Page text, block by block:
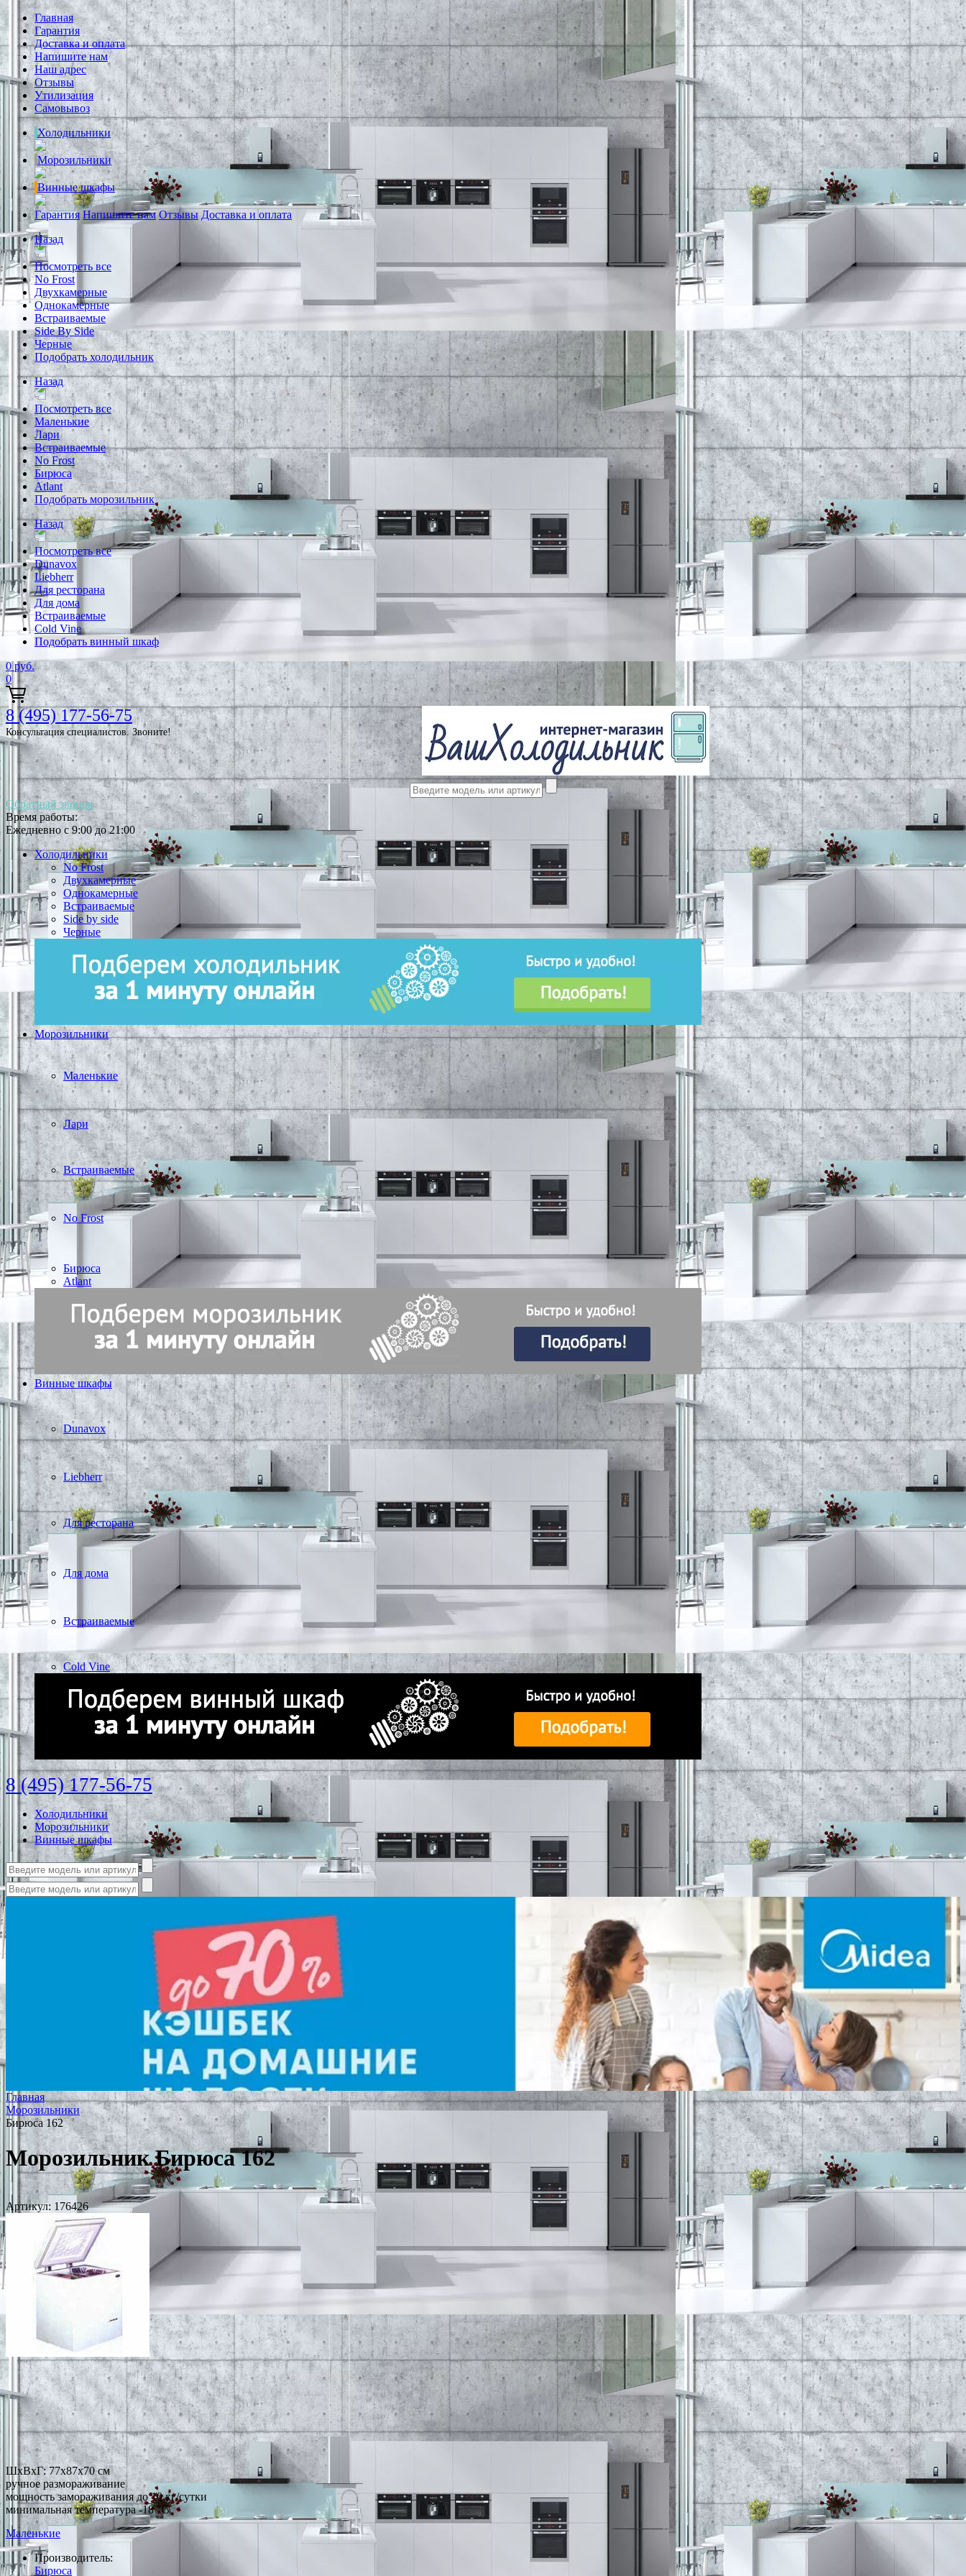
Главная
Гарантия
Доставка и оплата
Напишите нам
Наш адрес
Отзывы
Утилизация
Самовывоз
Холодильники
Морозильники
Винные шкафы
Гарантия Напишите нам Отзывы Доставка и оплата
Назад
Посмотреть все
No Frost
Двухкамерные
Однокамерные
Встраиваемые
Side By Side
Черные
Подобрать холодильник
Назад
Посмотреть все
Маленькие
Лари
Встраиваемые
No Frost
Бирюса
Atlant
Подобрать морозильник
Назад
Посмотреть все
Dunavox
Liebherr
Для ресторана
Для дома
Встраиваемые
Cold Vine
Подобрать винный шкаф
0 руб.
0
8 (495) 177-56-75
Консультация специалистов. Звоните!
Обратный звонок
Время работы:
Ежедневно с 9:00 до 21:00
Холодильники
No Frost
Двухкамерные
Однокамерные
Встраиваемые
Side by side
Черные
Морозильники
Маленькие
Лари
Встраиваемые
No Frost
Бирюса
Atlant
Винные шкафы
Dunavox
Liebherr
Для ресторана
Для дома
Встраиваемые
Cold Vine
8 (495) 177-56-75
Холодильники
Морозильники
Винные шкафы
Главная
Морозильники
Бирюса 162
Морозильник Бирюса 162
Артикул: 176426
ШхВхГ: 77х87х70 см
ручное размораживание
мощность замораживания до 10 кг/сутки
минимальная температура -18 °С
Маленькие
Производитель:
Бирюса